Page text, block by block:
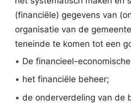
(financiële) gegevens van
organisatie van de
teneinde te komen tot een
• De financieel-
• het financiële beheer;
• de onderverdeling van de